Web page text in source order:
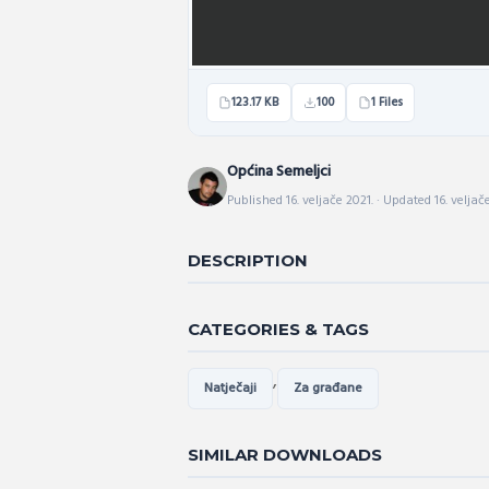
123.17 KB 100 1 Files
Općina Semeljci
Published 16. veljače 2021. · Updated 16.
DESCRIPTION
CATEGORIES & TAGS
Natječaji , Za građane
SIMILAR DOWNLOADS